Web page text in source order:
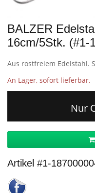
BALZER
16cm/5Stk. (#1-
Aus rostfreiem Edelstahl.
An Lager, sofort lieferbar.
Nur
Artikel #1-